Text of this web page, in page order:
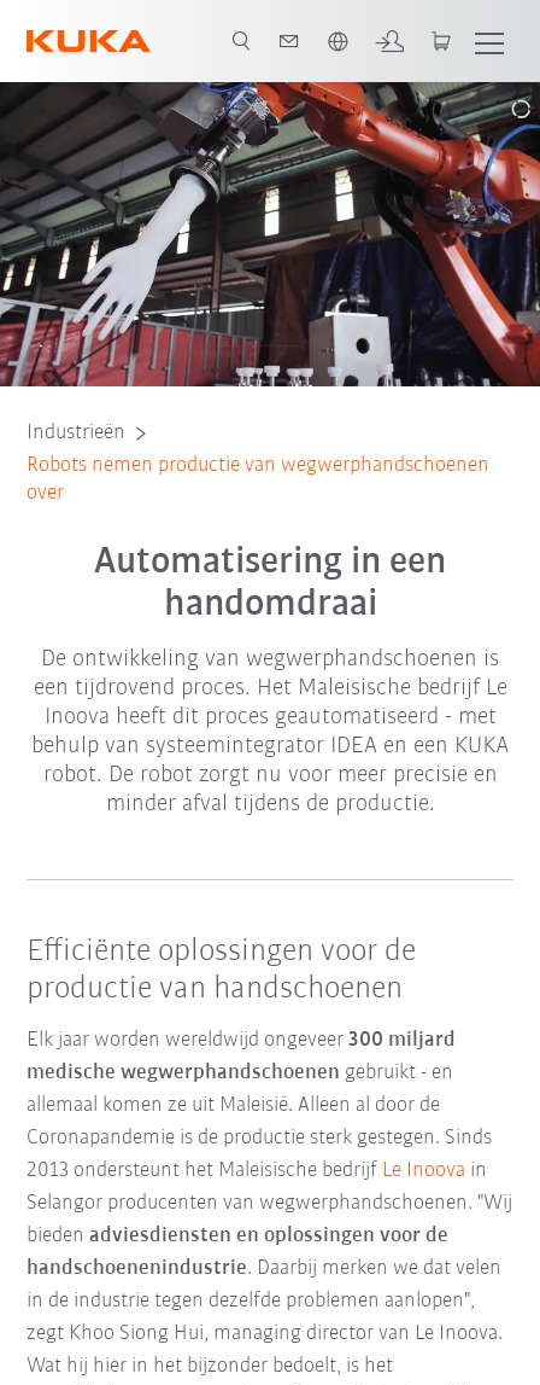
Alle systeempartners
Industrieën
Robots nemen productie van wegwerphandschoenen
over
Automatisering in een
handomdraai
De ontwikkeling van wegwerphandschoenen is
een tijdrovend proces. Het Maleisische bedrijf Le
Inoova heeft dit proces geautomatiseerd - met
behulp van systeemintegrator IDEA en een KUKA
robot. De robot zorgt nu voor meer precisie en
minder afval tijdens de productie.
Efficiënte oplossingen voor de
productie van handschoenen
Elk jaar worden wereldwijd ongeveer300 miljard
medische wegwerphandschoenen gebruikt - en
allemaal komen ze uit Maleisië. Alleen al door de
Coronapandemie is de productie sterk gestegen. Sinds
2013 ondersteunt het Maleisische bedrijf Le Inoova in
Selangor producenten van wegwerphandschoenen. "Wij
biedenadviesdiensten en oplossingen voor de
handschoenenindustrie. Daarbij merken we dat velen
in de industrie tegen dezelfde problemen aanlopen",
zegt Khoo Siong Hui, managing director van Le Inoova.
Wat hij hier in het bijzonder bedoelt, is het